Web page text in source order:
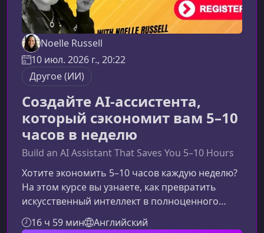
Noelle Russell
10 июл. 2026 г., 20:22
Другое (ИИ)
Создайте AI-ассистента,
который сэкономит вам 5–10
часов в неделю
Build an AI Assistant That Saves You 5–10 Hours
Хотите экономить 5–10 часов каждую неделю?
На этом курсе вы узнаете, как превратить
искусственный интеллект в полноценного
цифрового сотрудника, который берет на себя
рутинные операции, работает по правилам и
16 ч 59 мин Английский